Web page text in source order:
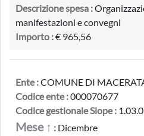
Descrizione spesa :
manifestazioni e convegni
Importo :€ 965,56
Ente :COMUNE DI
Codice ente :000070677
Codice gestionale Siope :
Mese ↑ : Dicembre